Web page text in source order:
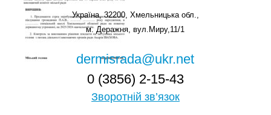
Україна, 32200, Хмельницька обл.,
м. Деражня, вул.Миру,11/1
dermisrada@ukr.net
0 (3856) 2-15-43
Зворотній зв’язок